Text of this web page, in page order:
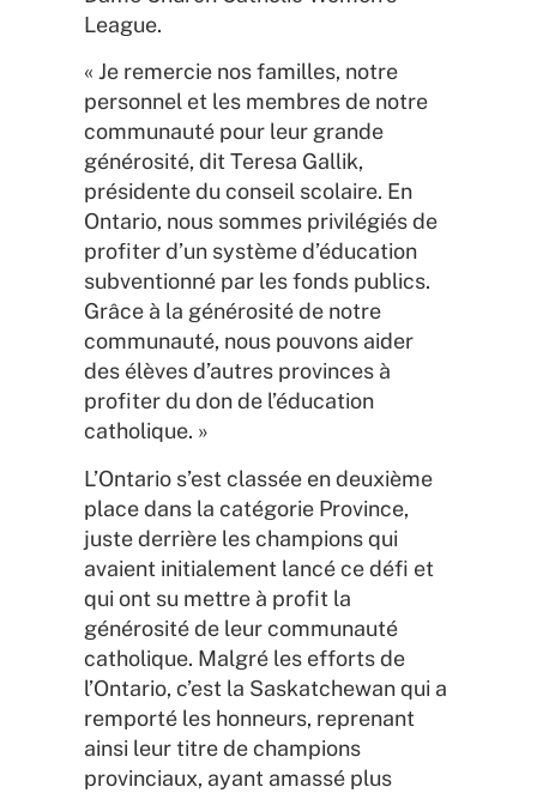
League.
« Je remercie nos familles, notre
personnel et les membres de notre
communauté pour leur grande
générosité, dit Teresa Gallik,
présidente du conseil scolaire. En
Ontario, nous sommes privilégiés de
profiter d’un système d’éducation
subventionné par les fonds publics.
Grâce à la générosité de notre
communauté, nous pouvons aider
des élèves d’autres provinces à
profiter du don de l’éducation
catholique. »
L’Ontario s’est classée en deuxième
place dans la catégorie Province,
juste derrière les champions qui
avaient initialement lancé ce défi et
qui ont su mettre à profit la
générosité de leur communauté
catholique. Malgré les efforts de
l’Ontario, c’est la Saskatchewan qui a
remporté les honneurs, reprenant
ainsi leur titre de champions
provinciaux, ayant amassé plus